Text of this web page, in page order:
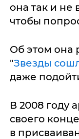
она так и не
чтобы
Об этом она
"Звезды
даже
В 2008 году
своего
в